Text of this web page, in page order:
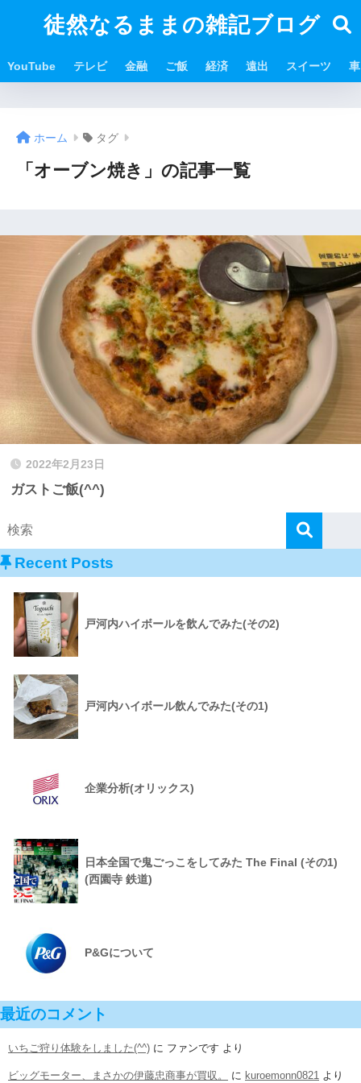
徒然なるままの雑記ブログ
YouTube テレビ 金融 ご飯 経済 遠出 スイーツ 車
ホーム タグ
「オーブン焼き」の記事一覧
2022年2月23日
ガストご飯(^^)
Recent Posts
戸河内ハイボールを飲んでみた(その2)
戸河内ハイボール飲んでみた(その1)
企業分析(オリックス)
日本全国で鬼ごっこをしてみた The Final (その1)
(西園寺 鉄道)
P&Gについて
最近のコメント
いちご狩り体験をしました(^^) に ファンです より
ビッグモーター、まさかの伊藤忠商事が買収。 に kuroemonn0821 より